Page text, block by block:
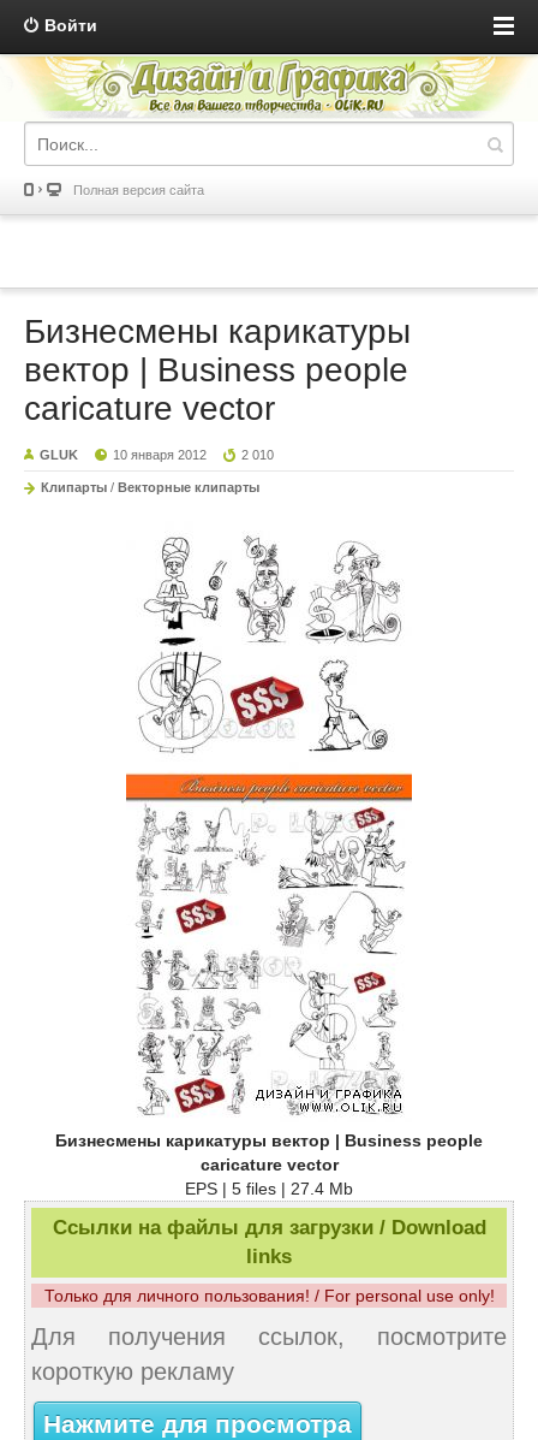
Войти
Полная версия сайта
Бизнесмены карикатуры
вектор | Business people
caricature vector
GLUK 10 января 2012 2 010
Клипарты / Векторные клипарты
Бизнесмены карикатуры вектор | Business people
caricature vector
EPS | 5 files | 27.4 Mb
Ссылки на файлы для загрузки / Download
links
Только для личного пользования! / For personal use only!
Для получения ссылок, посмотрите
короткую рекламу
Нажмите для просмотра